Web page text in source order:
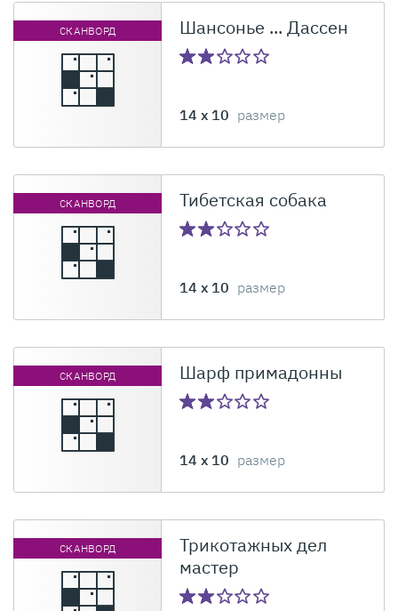
СКАНВОРД Шансонье ... Дассен
14 x 10 размер
СКАНВОРД Тибетская собака
14 x 10 размер
СКАНВОРД Шарф примадонны
14 x 10 размер
СКАНВОРД
Трикотажных дел
мастер